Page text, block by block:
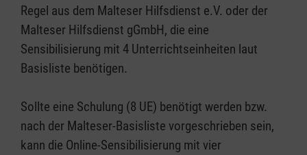
Regel aus dem Malteser Hilfsdienst e.V. oder der
Malteser Hilfsdienst gGmbH, die eine
Sensibilisierung mit 4 Unterrichtseinheiten laut
Basisliste benötigen.
Sollte eine Schulung (8 UE) benötigt werden bzw.
nach der Malteser-Basisliste vorgeschrieben sein,
kann die Online-Sensibilisierung mit vier